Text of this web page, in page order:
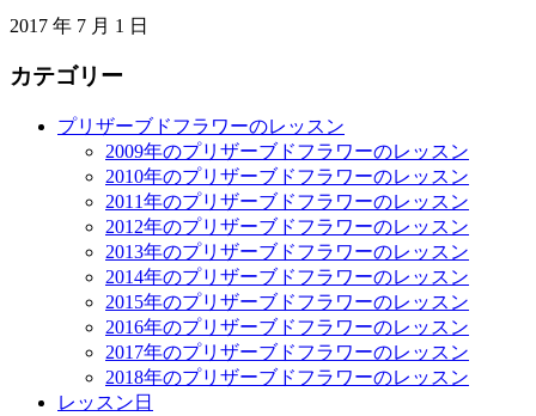
2017 年 7 月 1 日
カテゴリー
プリザーブドフラワーのレッスン
2009年のプリザーブドフラワーのレッスン
2010年のプリザーブドフラワーのレッスン
2011年のプリザーブドフラワーのレッスン
2012年のプリザーブドフラワーのレッスン
2013年のプリザーブドフラワーのレッスン
2014年のプリザーブドフラワーのレッスン
2015年のプリザーブドフラワーのレッスン
2016年のプリザーブドフラワーのレッスン
2017年のプリザーブドフラワーのレッスン
2018年のプリザーブドフラワーのレッスン
レッスン日